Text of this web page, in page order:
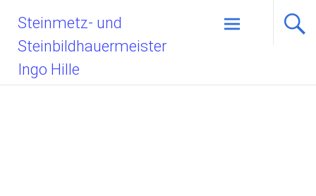
Steinmetz- und
Steinbildhauermeister
Ingo Hille
Zum
Inhalt